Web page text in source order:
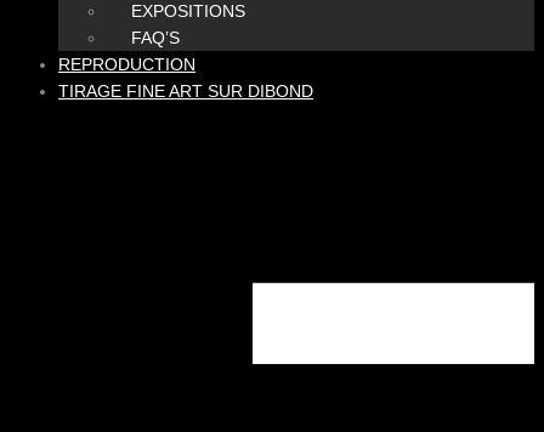
EXPOSITIONS
FAQ’S
REPRODUCTION
TIRAGE FINE ART SUR DIBOND